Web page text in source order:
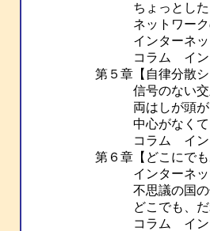
ちょっとした
ネットワーク
インターネッ
コラム インタ
第５章【自律分散シ
信号のない交
両はしが頭が
中心がなくて
コラム インタ
第６章【どこにでも
インターネッ
不思議の国の
どこでも、だれ
コラム インタ